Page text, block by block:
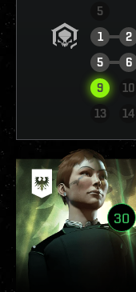
5
1
2
5
6
9
10
13
14
30